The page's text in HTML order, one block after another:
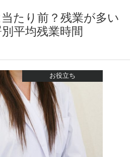
たり前？残業が多い
平均残業時間
お役立ち